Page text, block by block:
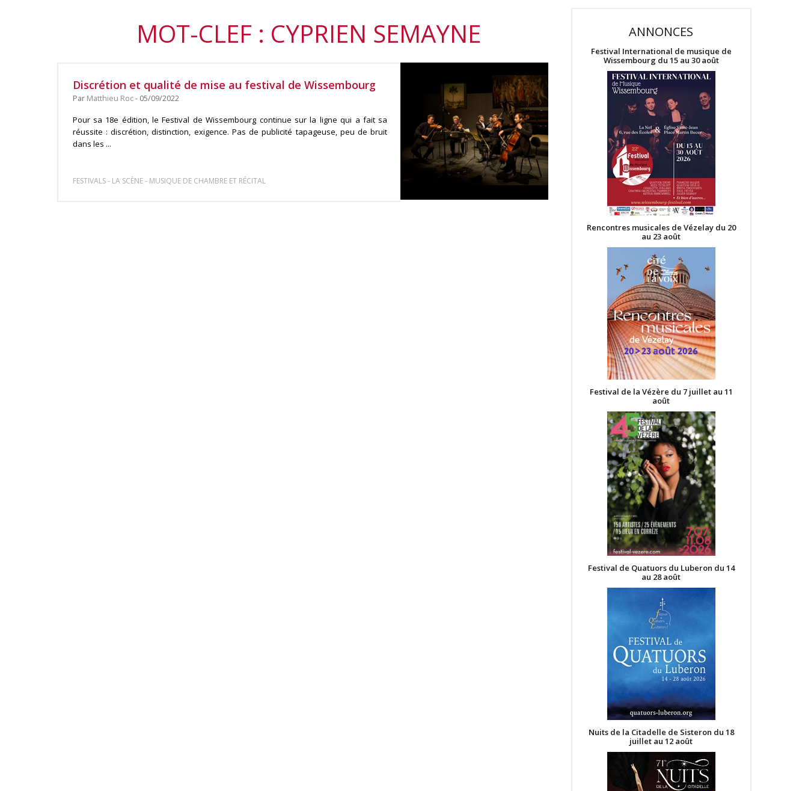
MOT-CLEF : CYPRIEN SEMAYNE
Discrétion et qualité de mise au festival de Wissembourg
Par Matthieu Roc- 05/09/2022
Pour sa 18e édition, le Festival de Wissembourg continue sur la ligne qui a fait sa
réussite : discrétion, distinction, exigence. Pas de publicité tapageuse, peu de bruit
dans les ...
FESTIVALS- LA SCÈNE- MUSIQUE DE CHAMBRE ET RÉCITAL
ANNONCES
Festival International de musique de
Wissembourg du 15 au 30 août
Rencontres musicales de Vézelay du 20
au 23 août
Festival de la Vézère du 7 juillet au 11
août
Festival de Quatuors du Luberon du 14
au 28 août
Nuits de la Citadelle de Sisteron du 18
juillet au 12 août